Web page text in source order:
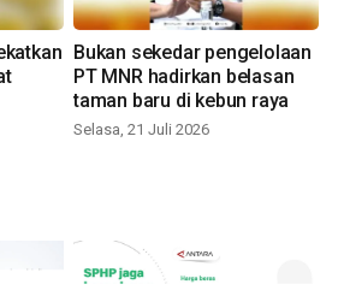
Bukan sekedar pengelolaan
PT MNR hadirkan belasan
taman baru di kebun raya
Selasa, 21 Juli 2026